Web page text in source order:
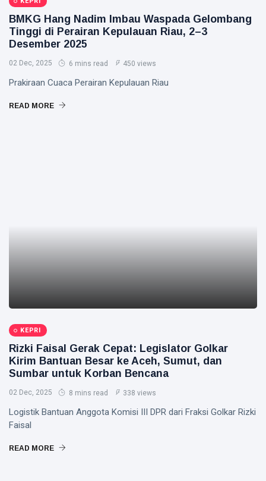
BMKG Hang Nadim Imbau Waspada Gelombang
Tinggi di Perairan Kepulauan Riau, 2–3
Desember 2025
02 Dec, 2025 6 mins read 450 views
Prakiraan Cuaca Perairan Kepulauan Riau
READ MORE
KEPRI
Rizki Faisal Gerak Cepat: Legislator Golkar
Kirim Bantuan Besar ke Aceh, Sumut, dan
Sumbar untuk Korban Bencana
02 Dec, 2025 8 mins read 338 views
Logistik Bantuan Anggota Komisi III DPR dari Fraksi Golkar Rizki
Faisal
READ MORE